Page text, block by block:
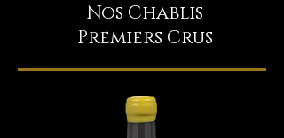
Nos Chablis
Premiers Crus